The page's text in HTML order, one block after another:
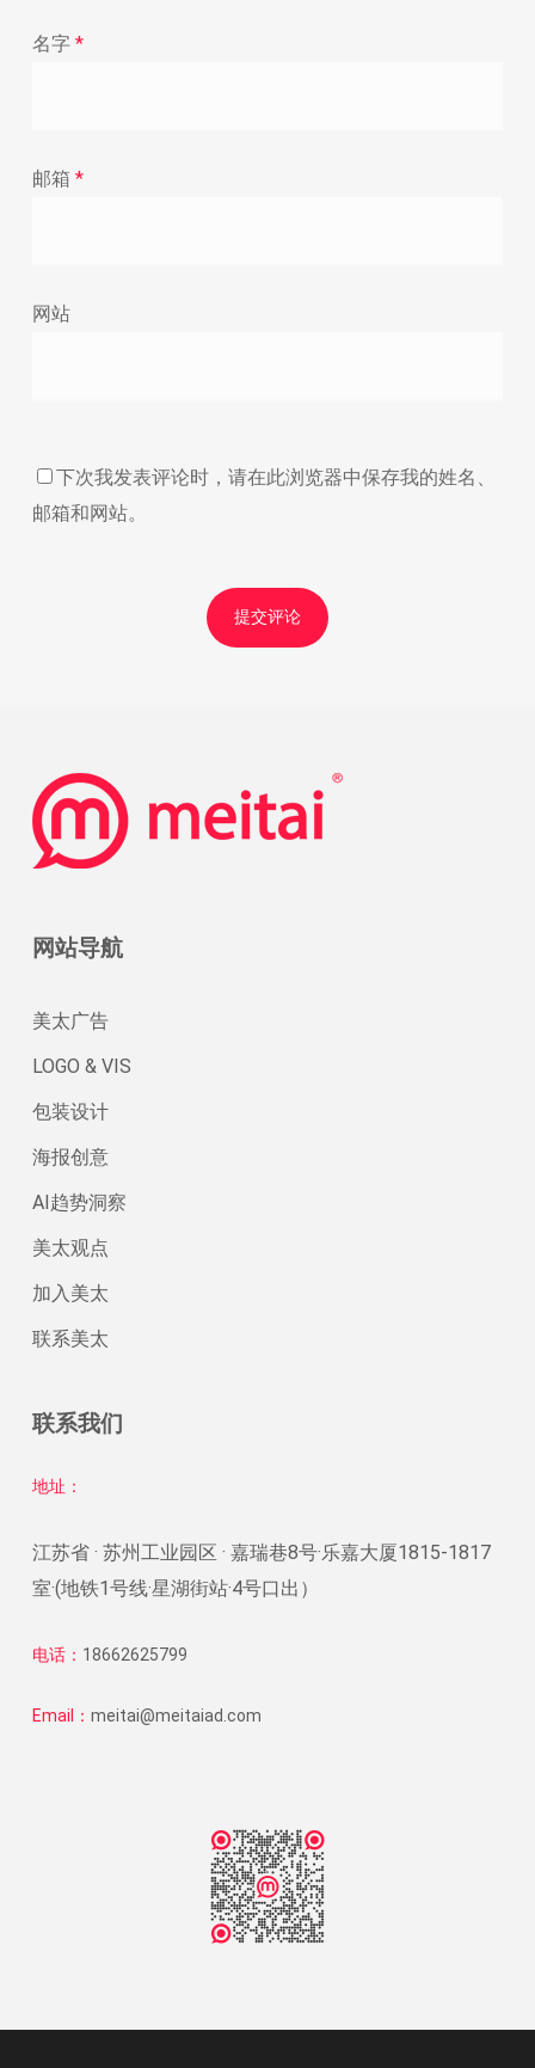
名字 *
邮箱 *
网站
下次我发表评论时，请在此浏览器中保存我的姓名、
邮箱和网站。
网站导航
美太广告
LOGO & VIS
包装设计
海报创意
AI趋势洞察
美太观点
加入美太
联系美太
联系我们
地址：
江苏省 · 苏州工业园区 · 嘉瑞巷8号·乐嘉大厦1815-1817
室·(地铁1号线·星湖街站·4号口出）
电话： 18662625799
Email： meitai@meitaiad.com